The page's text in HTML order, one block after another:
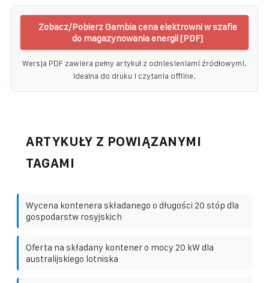
Zobacz/Pobierz Gambia cena elektrowni w szafie
do magazynowania energii [PDF]
Wersja PDF zawiera pełny artykuł z odniesieniami źródłowymi.
Idealna do druku i czytania offline.
ARTYKUŁY Z POWIĄZANYMI
TAGAMI
Wycena kontenera składanego o długości 20 stóp dla
gospodarstw rosyjskich
Oferta na składany kontener o mocy 20 kW dla
australijskiego lotniska